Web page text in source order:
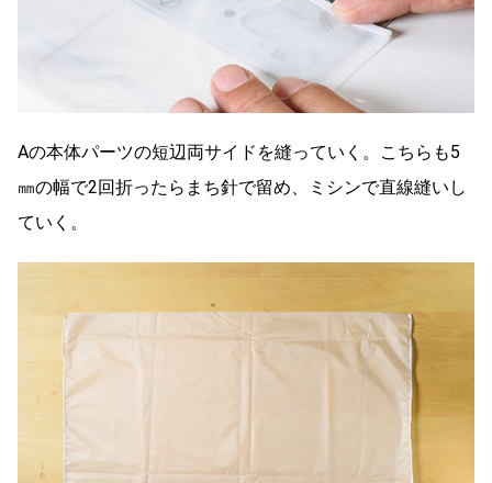
Aの本体パーツの短辺両サイドを縫っていく。こちらも5
㎜の幅で2回折ったらまち針で留め、ミシンで直線縫いし
ていく。